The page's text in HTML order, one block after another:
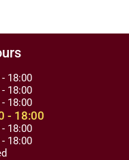
18:00
18:00
18:00
- 18:00
18:00
18:00